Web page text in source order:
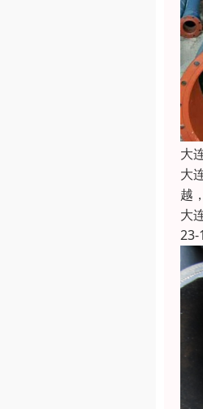
大
大
越
大
23-